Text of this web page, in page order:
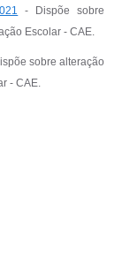
- Dispõe sobre
Escolar - CAE.
sobre alteração
- CAE.